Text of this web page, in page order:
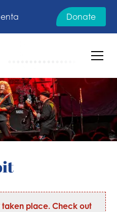
Donate
taken place. Check out